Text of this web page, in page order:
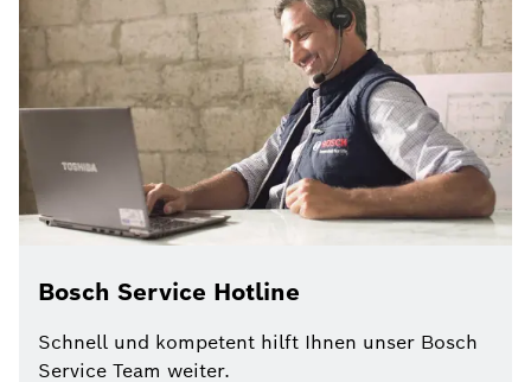
Bosch Service Hotline
Schnell und kompetent hilft Ihnen unser Bosch
Service Team weiter.